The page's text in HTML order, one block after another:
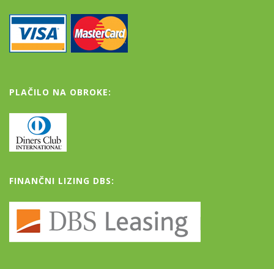
PLAČILO NA OBROKE:
FINANČNI LIZING DBS: